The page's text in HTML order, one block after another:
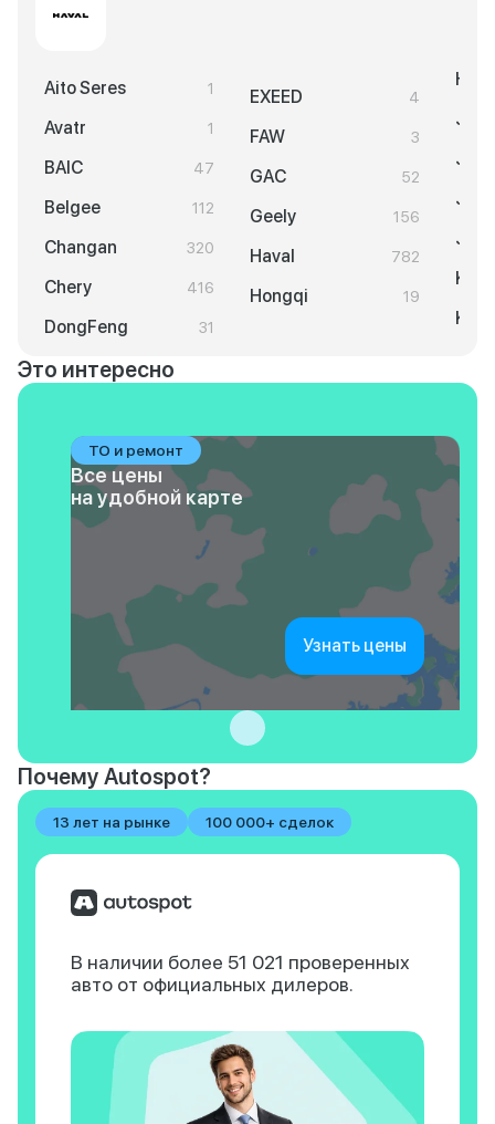
Aito Seres 1
Avatr 1
BAIC 47
Belgee 112
Changan 320
Chery 416
DongFeng 31
EXEED 4
FAW 3
GAC 52
Geely 156
Haval 782
Hongqi 19
JAC
KGM
KIA
Это интересно
ТО и ремонт
Все цены
на удобной карте
Узнать цены
Почему Autospot?
13 лет на рынке 100 000+ сделок
В наличии более 51 021 проверенных
авто от официальных дилеров.